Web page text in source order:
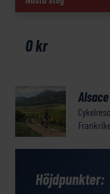
0kr
Alsace
Höjdpunkter: